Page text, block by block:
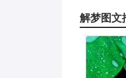
解梦图文